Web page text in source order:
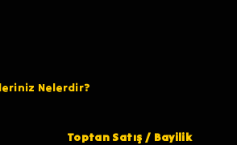
Nelerdir?
Toptan Satış / Bayilik